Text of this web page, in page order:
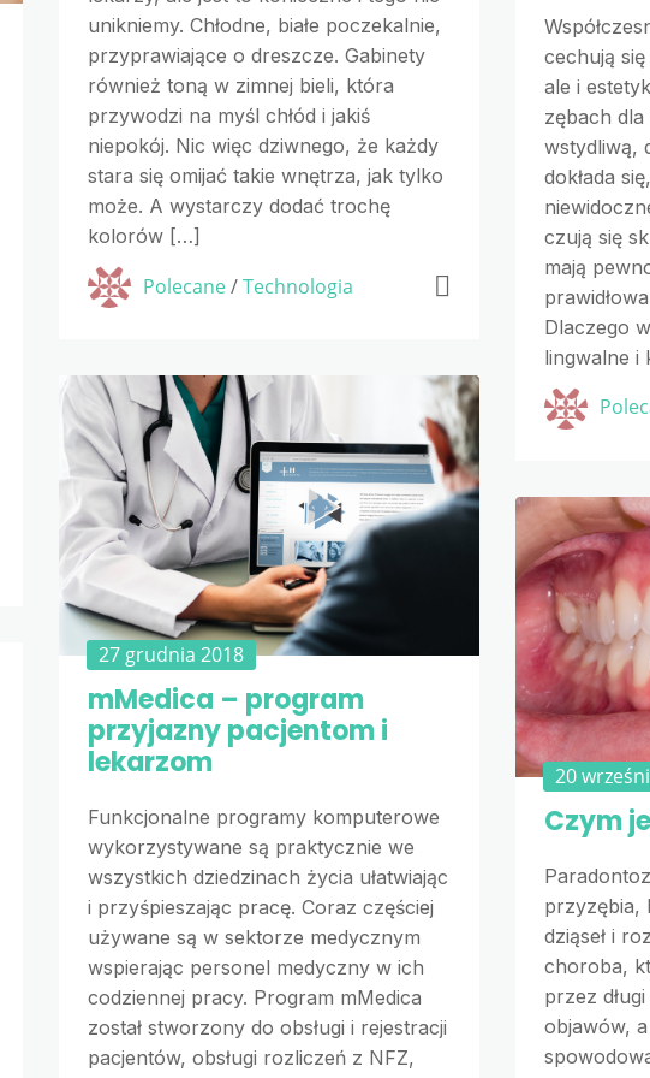
unikniemy. Chłodne, białe poczekalnie,
przyprawiające o dreszcze. Gabinety
również toną w zimnej bieli, która
przywodzi na myśl chłód i jakiś
niepokój. Nic więc dziwnego, że każdy
stara się omijać takie wnętrza, jak tylko
może. A wystarczy dodać trochę
kolorów […]
Polecane/Technologia
cechują
ale i
zębach dla
wstydliwą,
dokłada
czują się
mają
Dlaczego
lingwalne i
27 grudnia 2018
mMedica – program
przyjazny pacjentom i
lekarzom
Funkcjonalne programy komputerowe
wykorzystywane są praktycznie we
wszystkich dziedzinach życia ułatwiając
i przyśpieszając pracę. Coraz częściej
używane są w sektorze medycznym
wspierając personel medyczny w ich
codziennej pracy. Program mMedica
został stworzony do obsługi i rejestracji
pacjentów, obsługi rozliczeń z NFZ,
20
Czym
przyzębia,
dziąseł i
choroba,
przez
objawów,